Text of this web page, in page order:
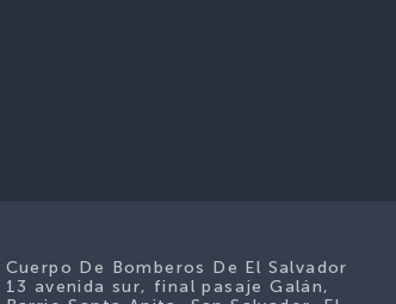
Cuerpo De Bomberos De El Salvador
13 avenida sur, final pasaje Galán,